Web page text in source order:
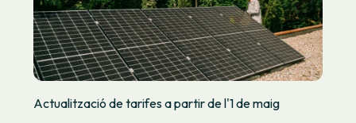
Actualització de tarifes a partir de l'1 de maig